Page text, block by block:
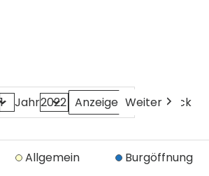
Jahr Zurück
Heute
Weiter
Allgemein
Burgöffnung